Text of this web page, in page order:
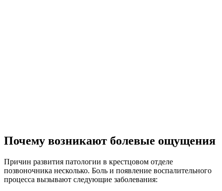
Почему возникают болевые ощущения
Причин развития патологии в крестцовом отделе
позвоночника несколько. Боль и появление воспалительного
процесса вызывают следующие заболевания: